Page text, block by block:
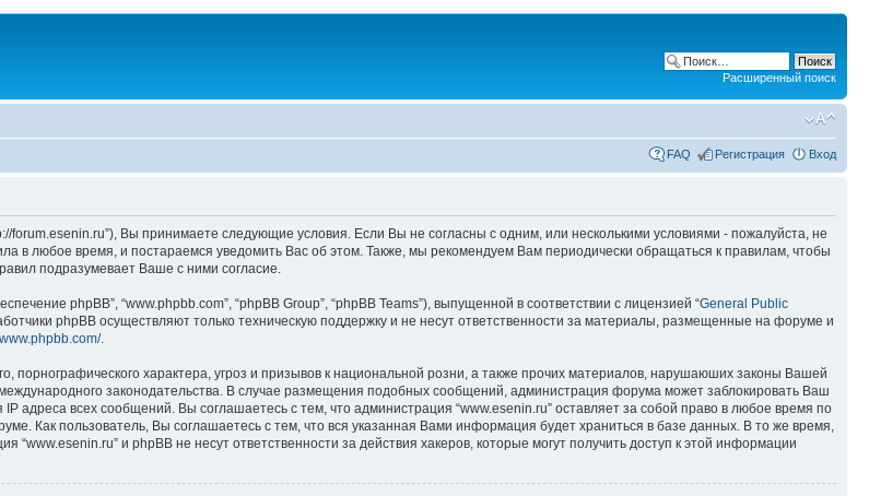
Расширенный поиск
FAQ Регистрация Вход
Вы принимаете следующие условия. Если Вы не согласны с одним, или несколькими условиями - пожалуйста, не
в любое время, и постараемся уведомить Вас об этом. Также, мы рекомендуем Вам периодически обращаться к правилам, чтобы
подразумевает Ваше с ними согласие.
phpBB”, “www.phpbb.com”, “phpBB Group”, “phpBB Teams”), выпущенной в соответствии с лицензией “General Public
phpBB осуществляют только техническую поддержку и не несут ответственности за материалы, размещенные на форуме и
.
порнографического характера, угроз и призывов к национальной розни, а также прочих материалов, нарушаюших законы Вашей
законодательства. В случае размещения подобных сообщений, администрация форума может заблокировать Ваш
адреса всех сообщений. Вы соглашаетесь с тем, что администрация “www.esenin.ru” оставляет за собой право в любое время по
Как пользователь, Вы соглашаетесь с тем, что вся указанная Вами информация будет храниться в базе данных. В то же время,
и phpBB не несут ответственности за действия хакеров, которые могут получить доступ к этой информации